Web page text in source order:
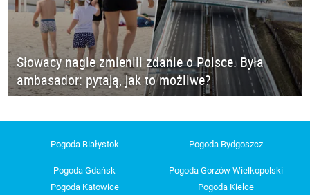
Słowacy nagle zmienili zdanie o Polsce. Była
ambasador: pytają, jak to możliwe?
Pogoda Białystok Pogoda Bydgoszcz
Pogoda Gdańsk
Pogoda Gorzów Wielkopolski
Pogoda Katowice
Pogoda Kielce